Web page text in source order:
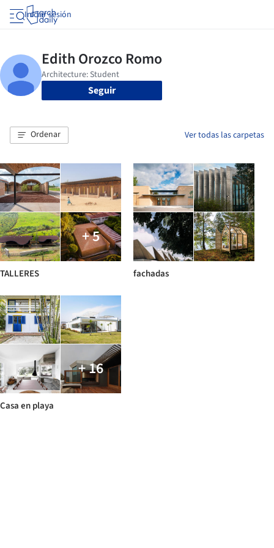
Iniciar sesión
Seguir
Ordenar Ver todas las carpetas
+ 5
TALLERES fachadas
+ 16
Casa en playa